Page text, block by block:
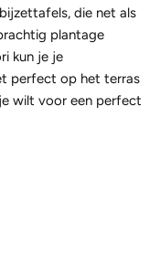
die net als
plantage
kun je je
perfect op het terras
wilt voor een perfect